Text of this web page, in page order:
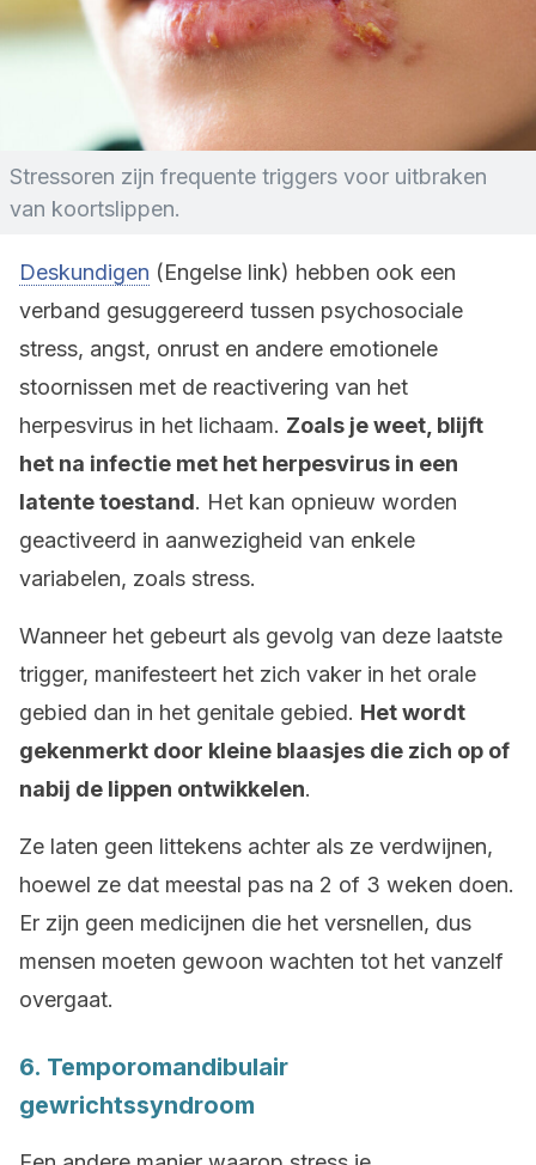
Stressoren zijn frequente triggers voor uitbraken
van koortslippen.
Deskundigen (Engelse link) hebben ook een
verband gesuggereerd tussen psychosociale
stress, angst, onrust en andere emotionele
stoornissen met de reactivering van het
herpesvirus in het lichaam. Zoals je weet, blijft
het na infectie met het herpesvirus in een
latente toestand. Het kan opnieuw worden
geactiveerd in aanwezigheid van enkele
variabelen, zoals stress.
Wanneer het gebeurt als gevolg van deze laatste
trigger, manifesteert het zich vaker in het orale
gebied dan in het genitale gebied. Het wordt
gekenmerkt door kleine blaasjes die zich op of
nabij de lippen ontwikkelen.
Ze laten geen littekens achter als ze verdwijnen,
hoewel ze dat meestal pas na 2 of 3 weken doen.
Er zijn geen medicijnen die het versnellen, dus
mensen moeten gewoon wachten tot het vanzelf
overgaat.
6. Temporomandibulair
gewrichtssyndroom